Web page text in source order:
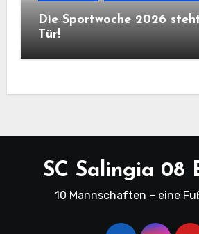
Die Sportwoche 2026
Tür!
SC Salingia 08
10 Mannschaften – eine